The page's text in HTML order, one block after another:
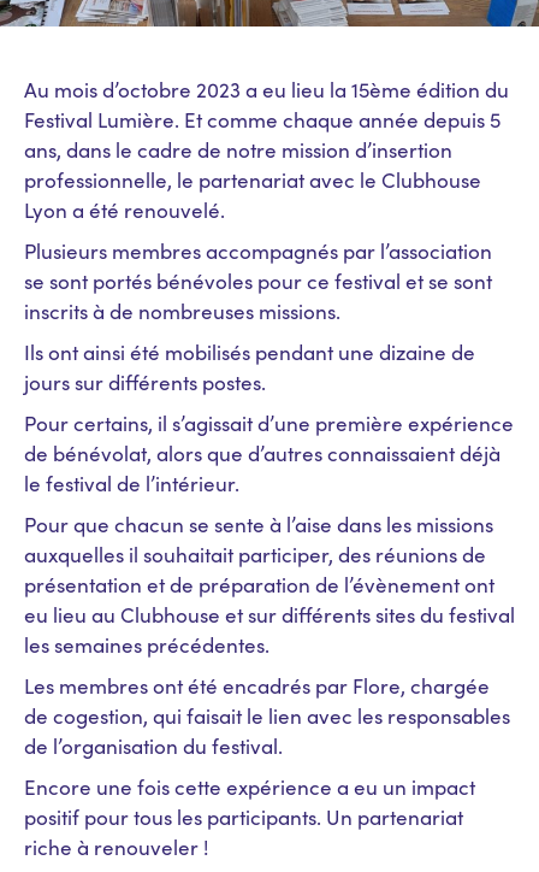
Au mois d’octobre 2023 a eu lieu la 15ème édition du
Festival Lumière. Et comme chaque année depuis 5
ans, dans le cadre de notre mission d’insertion
professionnelle, le partenariat avec le Clubhouse
Lyon a été renouvelé.
Plusieurs membres accompagnés par l’association
se sont portés bénévoles pour ce festival et se sont
inscrits à de nombreuses missions.
Ils ont ainsi été mobilisés pendant une dizaine de
jours sur différents postes.
Pour certains, il s’agissait d’une première expérience
de bénévolat, alors que d’autres connaissaient déjà
le festival de l’intérieur.
Pour que chacun se sente à l’aise dans les missions
auxquelles il souhaitait participer, des réunions de
présentation et de préparation de l’évènement ont
eu lieu au Clubhouse et sur différents sites du festival
les semaines précédentes.
Les membres ont été encadrés par Flore, chargée
de cogestion, qui faisait le lien avec les responsables
de l’organisation du festival.
Encore une fois cette expérience a eu un impact
positif pour tous les participants. Un partenariat
riche à renouveler !